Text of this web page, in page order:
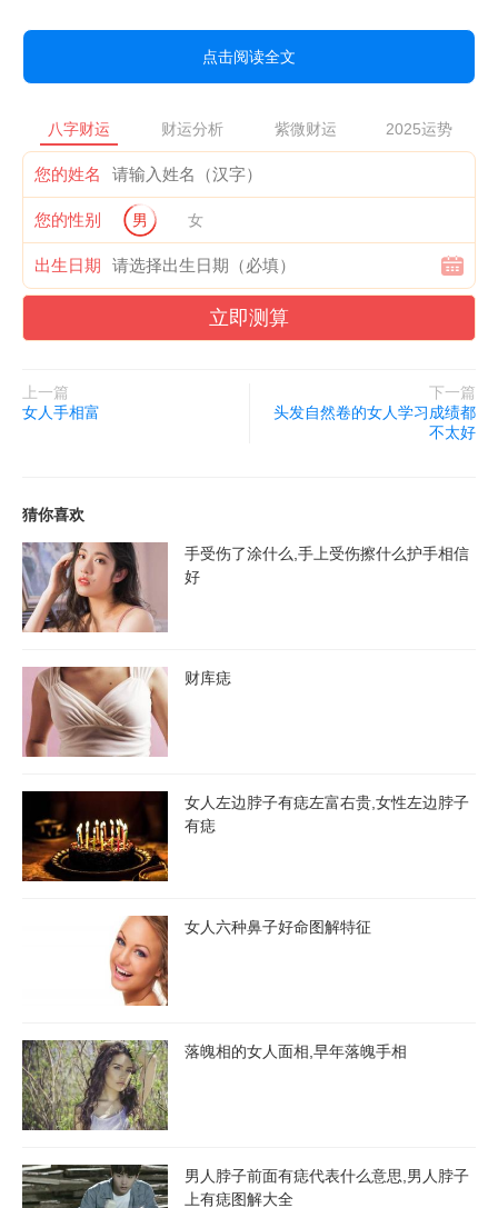
点击阅读全文
八字财运 财运分析 紫微财运 2025运势
您的姓名
您的性别 男 女
出生日期
立即测算
上一篇
女人手相富
下一篇
头发自然卷的女人学习成绩都
不太好
猜你喜欢
手受伤了涂什么,手上受伤擦什么护手相信
好
财库痣
女人左边脖子有痣左富右贵,女性左边脖子
有痣
女人六种鼻子好命图解特征
落魄相的女人面相,早年落魄手相
男人脖子前面有痣代表什么意思,男人脖子
上有痣图解大全